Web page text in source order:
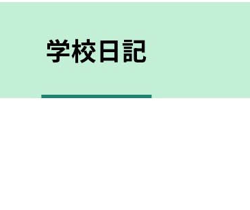
学校日記